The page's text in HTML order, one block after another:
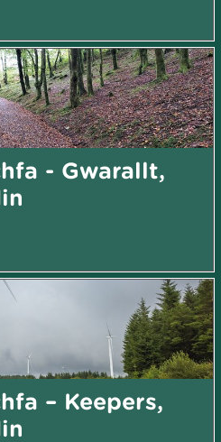
- Gwarallt,
– Keepers,